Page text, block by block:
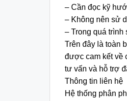
– Cần đọc kỹ
– Không nên sử
– Trong quá
Trên đây là toàn
được cam kết về
tư vấn và hỗ trợ
Thông tin liên hệ
Hệ thống phân